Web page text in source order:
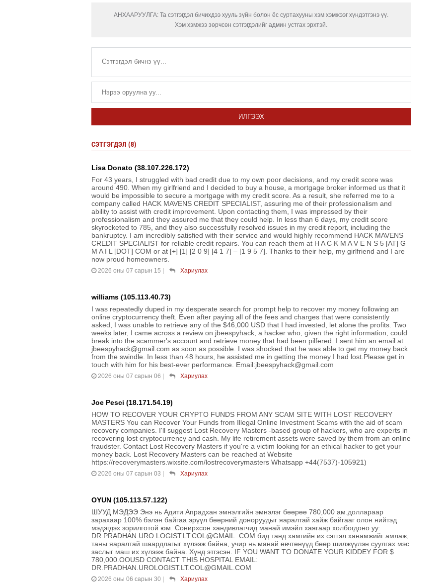
АНХААРУУЛГА: Та сэтгэгдэл бичихдээ хууль зүйн болон ёс суртахууны хэм хэмжээг хүндэтгэнэ үү.
Хэм хэмжээ зөрчсөн сэтгэгдэлийг админ устгах эрхтэй.
ИЛГЭЭХ
СЭТГЭГДЭЛ (8)
Lisa Donato (38.107.226.172)
For 43 years, I struggled with bad credit due to my own poor decisions, and my credit score was
around 490. When my girlfriend and I decided to buy a house, a mortgage broker informed us that it
would be impossible to secure a mortgage with my credit score. As a result, she referred me to a
company called HACK MAVENS CREDIT SPECIALIST, assuring me of their professionalism and
ability to assist with credit improvement. Upon contacting them, I was impressed by their
professionalism and they assured me that they could help. In less than 6 days, my credit score
skyrocketed to 785, and they also successfully resolved issues in my credit report, including the
bankruptcy. I am incredibly satisfied with their service and would highly recommend HACK MAVENS
CREDIT SPECIALIST for reliable credit repairs. You can reach them at H A C K M A V E N S 5 [AT] G
M A I L [DOT] COM or at [+] [1] [2 0 9] [4 1 7] – [1 9 5 7]. Thanks to their help, my girlfriend and I are
now proud homeowners.
2026 оны 07 сарын 15 Хариулах
williams (105.113.40.73)
I was repeatedly duped in my desperate search for prompt help to recover my money following an
online cryptocurrency theft. Even after paying all of the fees and charges that were consistently
asked, I was unable to retrieve any of the $46,000 USD that I had invested, let alone the profits. Two
weeks later, I came across a review on jbeespyhack, a hacker who, given the right information, could
break into the scammer's account and retrieve money that had been pilfered. I sent him an email at
jbeespyhack@gmail.com as soon as possible. I was shocked that he was able to get my money back
from the swindle. In less than 48 hours, he assisted me in getting the money I had lost.Please get in
touch with him for his best-ever performance. Email:jbeespyhack@gmail.com
2026 оны 07 сарын 06 Хариулах
Joe Pesci (18.171.54.19)
HOW TO RECOVER YOUR CRYPTO FUNDS FROM ANY SCAM SITE WITH LOST RECOVERY
MASTERS You can Recover Your Funds from Illegal Online Investment Scams with the aid of scam
recovery companies. I'll suggest Lost Recovery Masters -based group of hackers, who are experts in
recovering lost cryptocurrency and cash. My life retirement assets were saved by them from an online
fraudster. Contact Lost Recovery Masters if you're a victim looking for an ethical hacker to get your
money back. Lost Recovery Masters can be reached at Website
https://recoverymasters.wixsite.com/lostrecoverymasters Whatsapp +44(7537)-105921)
2026 оны 07 сарын 03 Хариулах
OYUN (105.113.57.122)
ШУУД МЭДЭЭ Энэ нь Адити Апрадхан эмнэлгийн эмнэлэг бөөрөө 780,000 ам.доллараар
зарахаар 100% бэлэн байгаа эрүүл бөөрний доноруудыг яаралтай хайж байгааг олон нийтэд
мэдэгдэх зорилготой юм. Сонирхсон хандивлагчид манай имэйл хаягаар холбогдоно уу:
DR.PRADHAN.URO LOGIST.LT.COL@GMAIL. COM бид танд хамгийн их сэтгэл ханамжийг амлаж,
таны яаралтай шаардлагыг хүлээж байна, учир нь манай өвчтөнүүд бөөр шилжүүлэн суулгах мэс
заслыг маш их хүлээж байна. Хүнд этгэсэн. IF YOU WANT TO DONATE YOUR KIDDEY FOR $
780,000.OOUSD CONTACT THIS HOSPITAL EMAIL:
DR.PRADHAN.UROLOGIST.LT.COL@GMAIL.COM
2026 оны 06 сарын 30 Хариулах